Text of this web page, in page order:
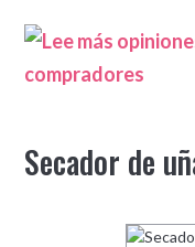
compradores
Secador de